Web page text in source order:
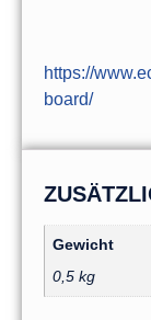
https://
board/
Gewicht
0,5 kg